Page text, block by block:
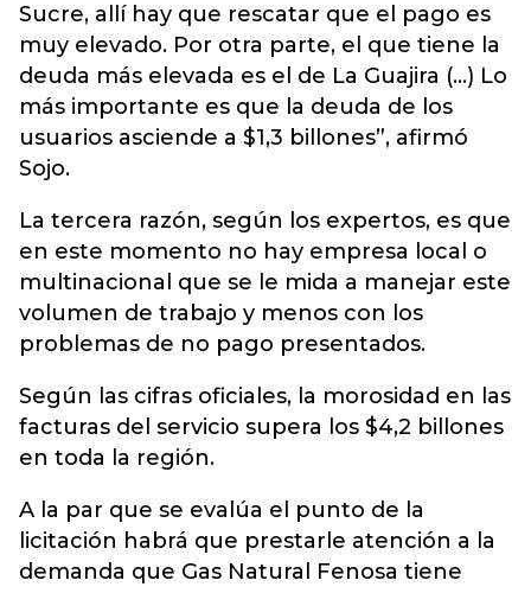
Sucre, allí hay que rescatar que el pago es
muy elevado. Por otra parte, el que tiene la
deuda más elevada es el de La Guajira (...) Lo
más importante es que la deuda de los
usuarios asciende a $1,3 billones”, afirmó
Sojo.
La tercera razón, según los expertos, es que
en este momento no hay empresa local o
multinacional que se le mida a manejar este
volumen de trabajo y menos con los
problemas de no pago presentados.
Según las cifras oficiales, la morosidad en las
facturas del servicio supera los $4,2 billones
en toda la región.
A la par que se evalúa el punto de la
licitación habrá que prestarle atención a la
demanda que Gas Natural Fenosa tiene